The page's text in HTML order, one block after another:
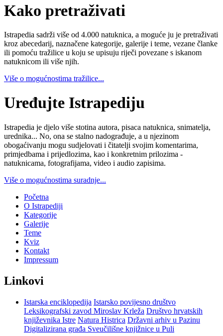
Kako pretraživati
Istrapedia sadrži više od 4.000 natuknica, a moguće ju je pretraživati
kroz abecedarij, naznačene kategorije, galerije i teme, vezane članke
ili pomoću tražilice u koju se upisuju riječi povezane s iskanom
natuknicom ili više njih.
Više o mogućnostima tražilice...
Uređujte Istrapediju
Istrapedia je djelo više stotina autora, pisaca natuknica, snimatelja,
urednika... No, ona se stalno nadograđuje, a u njezinom
obogaćivanju mogu sudjelovati i čitatelji svojim komentarima,
primjedbama i prijedlozima, kao i konkretnim prilozima -
natuknicama, fotografijama, video i audio zapisima.
Više o mogućnostima suradnje...
Početna
O Istrapediji
Kategorije
Galerije
Teme
Kviz
Kontakt
Impressum
Linkovi
Istarska enciklopedija Istarsko povijesno društvo
Leksikografski zavod Miroslav Krleža Društvo hrvatskih
književnika Istre Natura Histrica Državni arhiv u Pazinu
Digitalizirana građa Sveučilišne knjižnice u Puli